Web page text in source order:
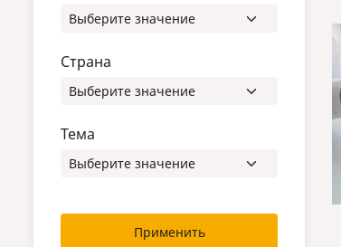
Страна
Тема
Применить